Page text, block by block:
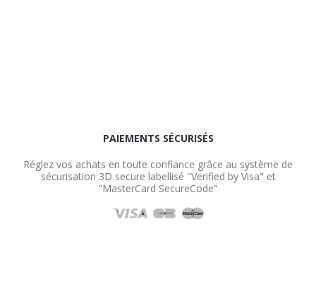
PAIEMENTS SÉCURISÉS
Réglez vos achats en toute confiance grâce au système de
sécurisation 3D secure labellisé "Verified by Visa" et
"MasterCard SecureCode"